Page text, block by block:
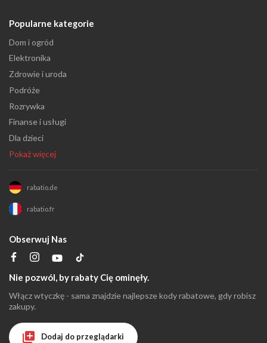
Popularne kategorie
Dom i ogród
Elektronika
Zdrowie i uroda
Podróże
Rozrywka
Finanse i usługi
Dla dzieci
Pokaż więcej
rabatio.de
rabatio.fr
Obserwuj Nas
Nie pozwól, by rabaty Cię ominęły.
Włącz wtyczkę - sama znajdzie najlepsze kody rabatowe, gdy robisz
zakupy.
Dodaj do przeglądarki